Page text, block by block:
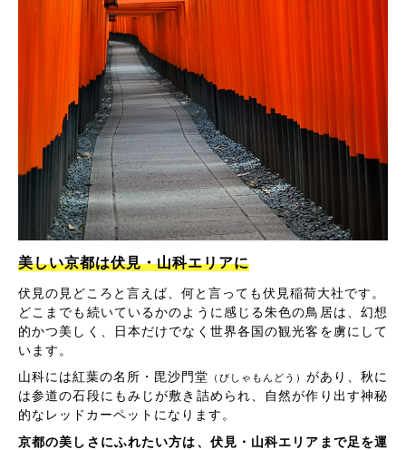
美しい京都は伏見・山科エリアに
伏見の見どころと言えば、何と言っても伏見稲荷大社です。
どこまでも続いているかのように感じる朱色の鳥居は、幻想
的かつ美しく、日本だけでなく世界各国の観光客を虜にして
います。
山科には紅葉の名所・毘沙門堂 （びしゃもんどう） があり、秋に
は参道の石段にもみじが敷き詰められ、自然が作り出す神秘
的なレッドカーペットになります。
京都の美しさにふれたい方は、伏見・山科エリアまで足を運